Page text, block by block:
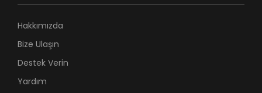
Hakkımızda
Bize Ulaşın
Destek Verin
Yardım